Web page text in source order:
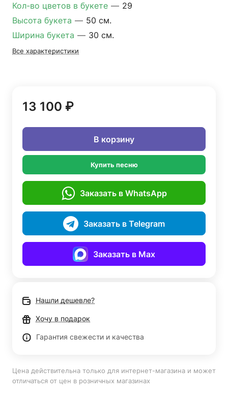
Кол-во цветов в букете — 29
Высота букета — 50 см.
Ширина букета — 30 см.
Все характеристики
13 100 ₽
В корзину
Купить песню
Заказать в WhatsApp
Заказать в Telegram
Заказать в Max
Нашли дешевле?
Хочу в подарок
Гарантия свежести и качества
Цена действительна только для интернет-магазина и может
отличаться от цен в розничных магазинах